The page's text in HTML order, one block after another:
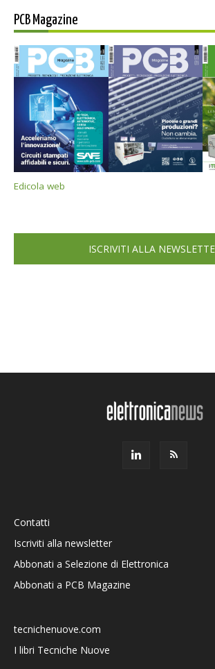
PCB Magazine
Edicola web
ISCRIVITI ALLA
Contatti
Iscriviti alla newsletter
Abbonati a Selezione di Elettronica
Abbonati a PCB Magazine
tecnichenuove.com
I libri Tecniche Nuove